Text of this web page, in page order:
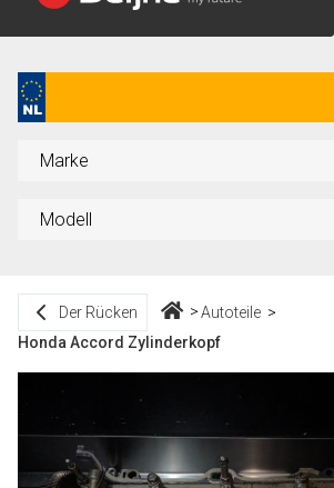
Der Rücken
Autoteile
Honda Accord Zylinderkopf